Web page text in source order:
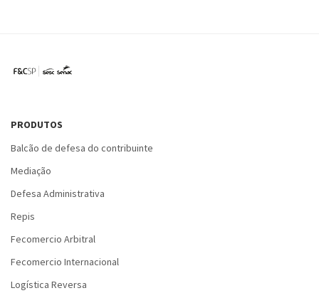
PRODUTOS
Balcão de defesa do contribuinte
Mediação
Defesa Administrativa
Repis
Fecomercio Arbitral
Fecomercio Internacional
Logística Reversa